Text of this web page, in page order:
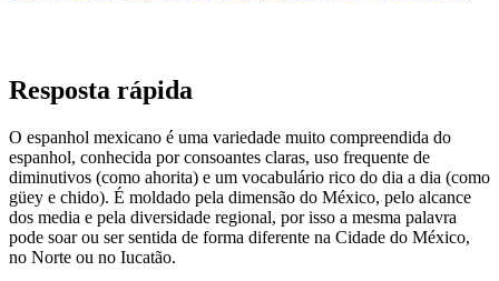
Resposta rápida
O espanhol mexicano é uma variedade muito compreendida do
espanhol, conhecida por consoantes claras, uso frequente de
diminutivos (como ahorita) e um vocabulário rico do dia a dia (como
güey e chido). É moldado pela dimensão do México, pelo alcance
dos media e pela diversidade regional, por isso a mesma palavra
pode soar ou ser sentida de forma diferente na Cidade do México,
no Norte ou no Iucatão.